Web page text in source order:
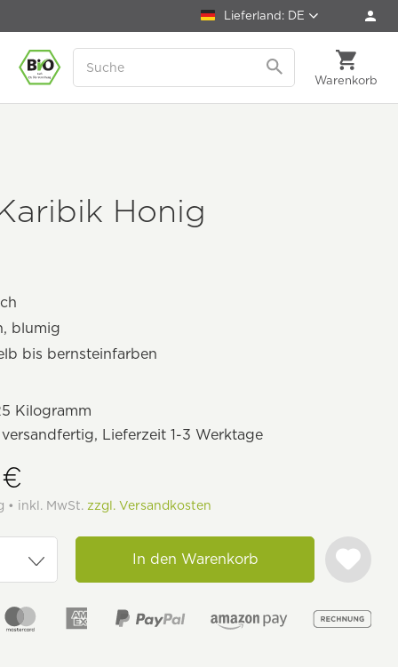
Lieferland: DE
Warenkorb
Honig
blumig
bis bernsteinfarben
Kilogramm
Lieferzeit 1-3 Werktage
• inkl. MwSt. zzgl. Versandkosten
In den Warenkorb